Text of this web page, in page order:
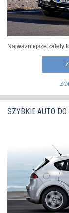
Najważniejsze zalety
SZYBKIE AUTO